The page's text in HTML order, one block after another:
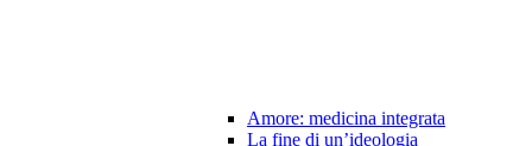
Amore: medicina integrata
La fine di un’ideologia